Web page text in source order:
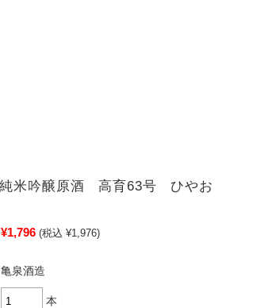
米吟醸原酒 高育63号 ひやお
¥1,796 (税込 ¥1,976)
亀泉酒造
本